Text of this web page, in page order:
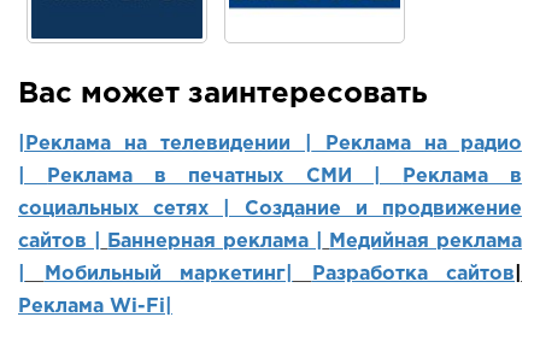
Вас может заинтересовать
|Реклама на телевидении |
Реклама на радио
Реклама в печатных СМИ |
Реклама в
социальных сетях | Создание и продвижение
сайтов
Баннерная реклама |
Медийная реклама
Мобильный маркетинг Разработка сайтов
Реклама Wi-Fi|